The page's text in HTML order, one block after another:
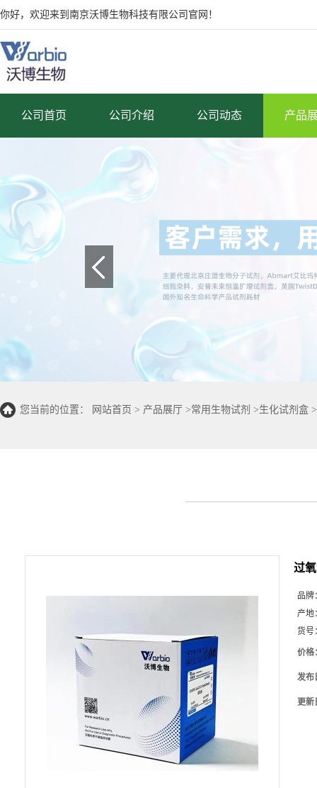
你好，欢迎来到南京沃博生物科技有限公司官网！
公司首页 公司介绍 公司动态 产品
您当前的位置： 网站首页 > 产品展厅 >常用生物试剂 >生化试剂盒 >
过
品牌
产地
货号
价格
发布
更新